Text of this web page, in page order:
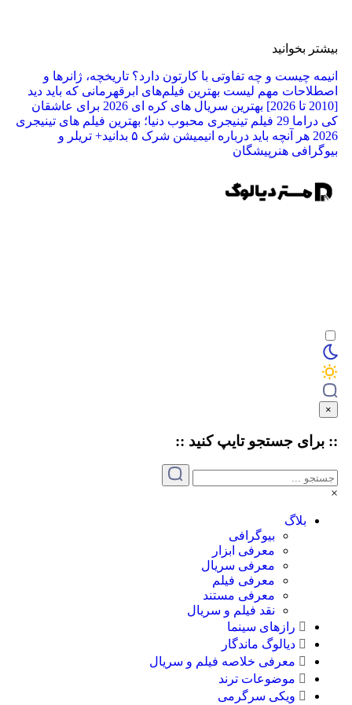
بخوانید
چیست و چه تفاوتی با کارتون دارد؟ تاریخچه، ژانرها و
مهم لیست بهترین فیلم‌های ابرقهرمانی که باید دید
بهترین سریال های کره ای 2026 برای عاشقان
29 فیلم تینیجری محبوب دنیا؛ بهترین فیلم‌ های تینیجری
هر آنچه باید درباره انیمیشن شرک ۵ بدانید+ تریلر و
هنرپیشگان
جستجوتایپ کنید ::
بلاگ
بیوگرافی
معرفی ابزار
معرفی سریال
معرفی فیلم
معرفی مستند
نقد فیلم و سریال
رازهای سینما
دیالوگ ماندگار
معرفی خلاصه فیلم و سریال
موضوعات ترند
ویکی سرگرمی